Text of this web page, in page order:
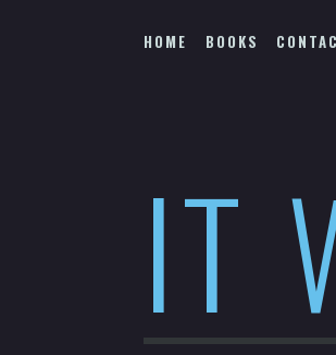
to
HOME BOOKS
IT